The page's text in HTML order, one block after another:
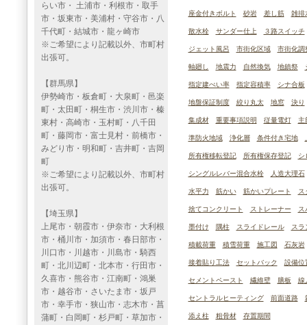
らい市・ 土浦市・利根市・取手
市・坂東市・美浦村・守谷市・八
千代町・結城市・龍ヶ崎市
※ご希望により記載以外、市町村
出張可。
【群馬県】
伊勢崎市・板倉町・大泉町・邑楽
町・太田町・桐生市・渋川市・榛
東村・高崎市・玉村町・八千田
町・藤岡市・富士見村・前橋市・
みどり市・明和町・吉井町・吉岡
町
※ご希望により記載以外、市町村
出張可。
【埼玉県】
上尾市・朝霞市・伊奈市・大利根
市・桶川市・加須市・春日部市・
川口市・川越市・川島市・騎西
町・北川辺町・北本市・行田市・
久喜市・熊谷市・江南町・鴻巣
市・越谷市・さいたま市・坂戸
市・幸手市・狭山市・志木市・菖
蒲町・白岡町・杉戸町・草加市・
座金付きボルト 砂岩 差し筋 雑排
散水栓 サンダー仕上 ３路スイッチ
ジェット風呂 市街化区域 市街化調
軸廻し 地震力 自然換気 地鎮祭
指定建ぺい率 指定容積率 シナ合板
地盤保証制度 絞り丸太 地窓 決り
集成材 重要事項説明 従量電灯 主
準防火地域 浄化層 条件付き宅地
所有権移転登記 所有権保存登記 シ
シングルレバー混合水栓 人造大理石
水平力 筋かい 筋かいプレート ス
捨てコンクリート ストレーナー ス
墨付け 隅柱 スライドレール スラ
積載荷重 積雪荷重 施工図 石灰岩
接着貼り工法 セットバック 設備位
セメントペースト 繊維壁 膳板 線
セントラルヒーティング 前面道路
添え柱 粗骨材 存置期間